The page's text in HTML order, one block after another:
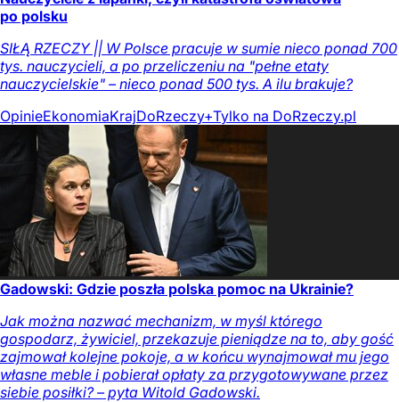
po polsku
SIŁĄ RZECZY || W Polsce pracuje w sumie nieco ponad 700
tys. nauczycieli, a po przeliczeniu na "pełne etaty
nauczycielskie" – nieco ponad 500 tys. A ilu brakuje?
OpinieEkonomiaKrajDoRzeczy+Tylko na DoRzeczy.pl
Gadowski: Gdzie poszła polska pomoc na Ukrainie?
Jak można nazwać mechanizm, w myśl którego
gospodarz, żywiciel, przekazuje pieniądze na to, aby gość
zajmował kolejne pokoje, a w końcu wynajmował mu jego
własne meble i pobierał opłaty za przygotowywane przez
siebie posiłki? – pyta Witold Gadowski.